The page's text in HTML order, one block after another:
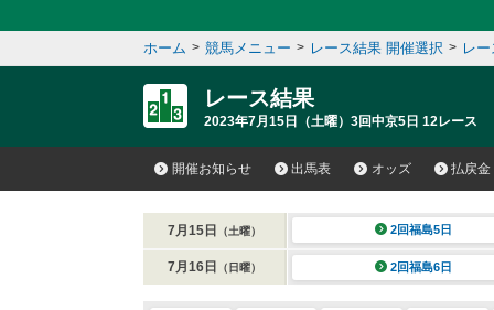
ホーム > 競馬メニュー > レース結果 開催選択 > レ
レース結果
2023年7月15日（土曜）3回中京5日 12レース
開催お知らせ 出馬表 オッズ 払戻金
7月15日 （土曜） 2回福島5日
7月16日 （日曜） 2回福島6日